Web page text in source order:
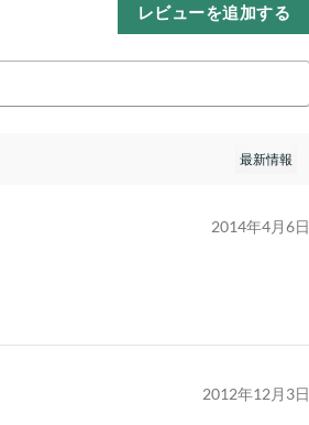
レビューを追加する
2014年4月6日
2012年12月3日